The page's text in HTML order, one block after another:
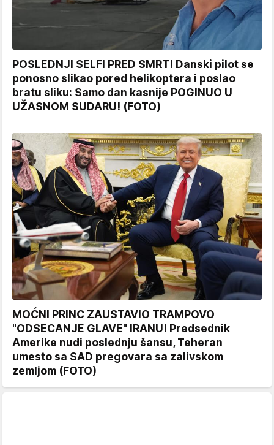
POSLEDNJI SELFI PRED SMRT! Danski pilot se
ponosno slikao pored helikoptera i poslao
bratu sliku: Samo dan kasnije POGINUO U
UŽASNOM SUDARU! (FOTO)
MOĆNI PRINC ZAUSTAVIO TRAMPOVO
"ODSECANJE GLAVE" IRANU! Predsednik
Amerike nudi poslednju šansu, Teheran
umesto sa SAD pregovara sa zalivskom
zemljom (FOTO)